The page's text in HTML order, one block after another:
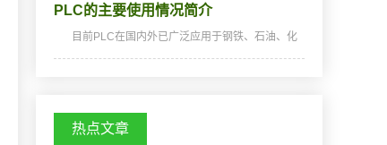
会为止。教学特色：无时间限制，循环开班，不
PLC的主要使用情况简介
目前PLC在国内外已广泛应用于钢铁、石油、化
热点文章